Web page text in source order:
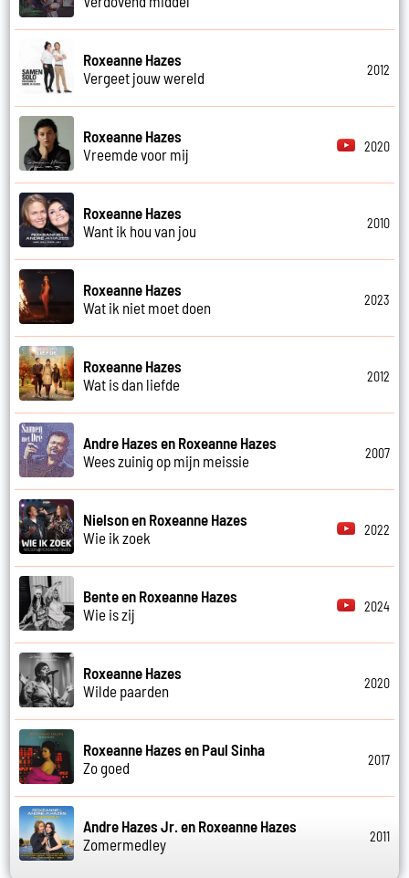
Roxeanne Hazes
Vergeet jouw wereld
2012
Roxeanne Hazes
Vreemde voor mij
2020
Roxeanne Hazes
Want ik hou van jou
2010
Roxeanne Hazes
Wat ik niet moet doen
2023
Roxeanne Hazes
Wat is dan liefde
2012
Andre Hazes en Roxeanne Hazes
Wees zuinig op mijn meissie
2007
Nielson en Roxeanne Hazes
Wie ik zoek
2022
Bente en Roxeanne Hazes
Wie is zij
2024
Roxeanne Hazes
Wilde paarden
2020
Roxeanne Hazes en Paul Sinha
Zo goed
2017
Andre Hazes Jr. en Roxeanne Hazes
Zomermedley
2011